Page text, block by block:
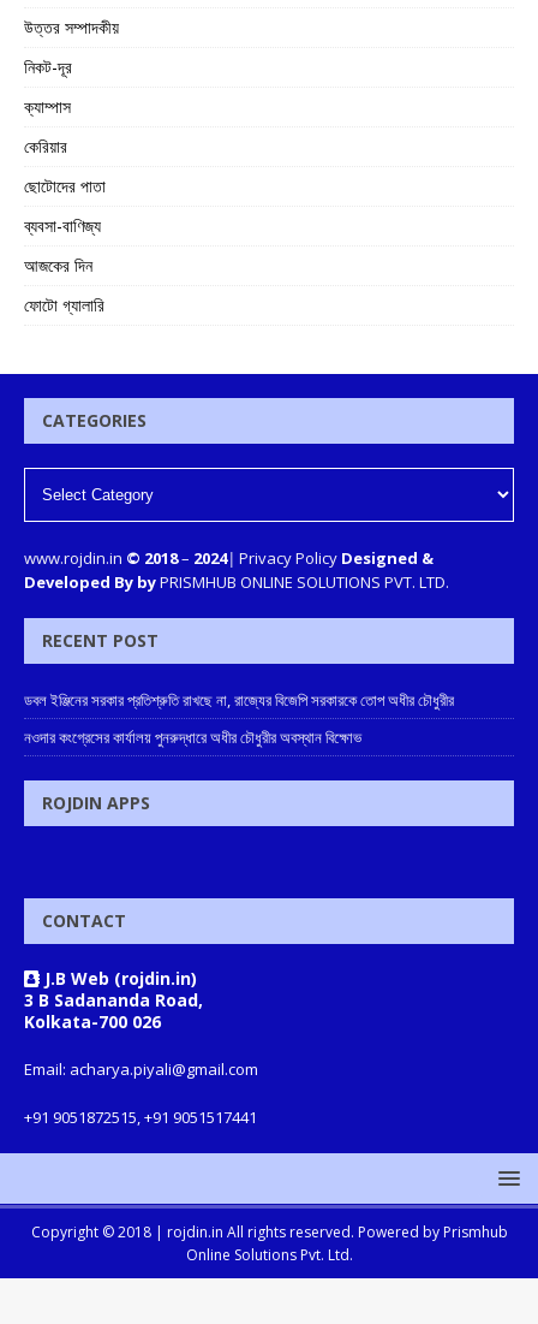
উত্তর সম্পাদকীয়
নিকট-দূর
ক্যাম্পাস
কেরিয়ার
ছোটোদের পাতা
ব্যবসা-বাণিজ্য
আজকের দিন
ফোটো গ্যালারি
CATEGORIES
www.rojdin.in © 2018– 2024| Privacy Policy Designed &
Developed By byPRISMHUB ONLINE SOLUTIONS PVT. LTD.
RECENT POST
ডবল ইঞ্জিনের সরকার প্রতিশ্রুতি রাখছে না, রাজ্যের বিজেপি সরকারকে তোপ অধীর চৌধুরীর
নওদার কংগ্রেসের কার্যালয় পুনরুদ্ধারে অধীর চৌধুরীর অবস্থান বিক্ষোভ
ROJDIN APPS
CONTACT
J.B Web (rojdin.in)
3 B Sadananda Road,
Kolkata-700 026
Email: acharya.piyali@gmail.com
+91 9051872515, +91 9051517441
Copyright © 2018 | rojdin.in All rights reserved. Powered by Prismhub
Online Solutions Pvt. Ltd.